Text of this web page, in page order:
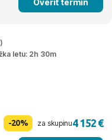
Overiť termín
letu: 2h 30m
-20% za skupinu4 152 €